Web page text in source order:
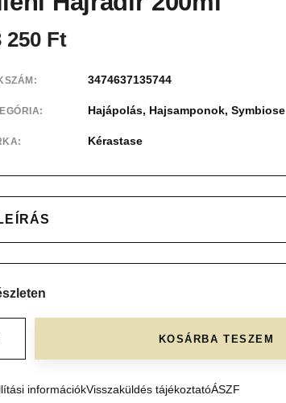
250 Ft
3474637135744
Hajápolás, Hajsamponok, Symbiose
Kérastase
KOSÁRBA TESZEM
információkVisszaküldés tájékoztatóÁSZF